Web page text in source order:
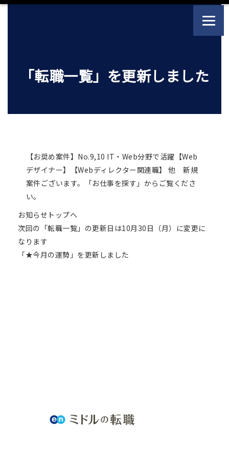
「転職一覧」を更新しました
【お奨め案件】No.9,10 IT・Web分野で活躍【Web
デザイナー】【Webディレクター関連職】 他 新規
案件ございます。「お仕事を探す」からご覧くださ
い。
お知らせトップへ
次回の「転職一覧」の更新日は10月30日（月）に変更に
なります
「★今月の運勢」を更新しました